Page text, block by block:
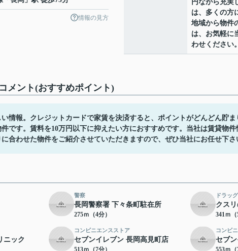
情報の見方
円ながら充実
は、多くの方
地域から物件
は、お気軽に
わせください
メント(おすすめポイント)
情報。クレジットカードで家賃を決済すると、ポイントがどんどん貯
です。賃料を10万円以下に抑えたい方におすすめです。当社は賃貸物
合わせた物件をご紹介させていただきますので、ぜひ当社にお任せ下さ
警察
長岡警察署 下々条町駐在所
275ｍ（4分）
ドラッ
クス
341ｍ（
ニック
コンビニエンスストア
セブンイレブン 長岡高見町店
513ｍ（7分）
コンビ
セブ
553ｍ（